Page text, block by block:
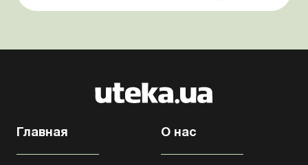
Координационный центр по организации
Главная О нас